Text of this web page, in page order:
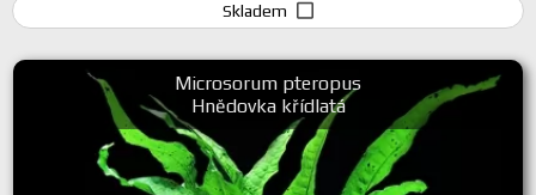
Skladem
Microsorum pteropus
Hnědovka křídlatá